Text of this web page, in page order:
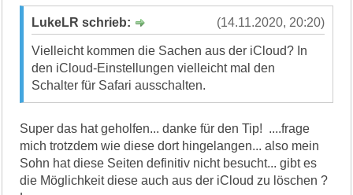
(14.11.2020, 20:20)
LukeLR schrieb:
Vielleicht kommen die Sachen aus der iCloud? In
den iCloud-Einstellungen vielleicht mal den
Schalter für Safari ausschalten.
Super das hat geholfen... danke für den Tip! ....frage
mich trotzdem wie diese dort hingelangen... also mein
Sohn hat diese Seiten definitiv nicht besucht... gibt es
die Möglichkeit diese auch aus der iCloud zu löschen ?